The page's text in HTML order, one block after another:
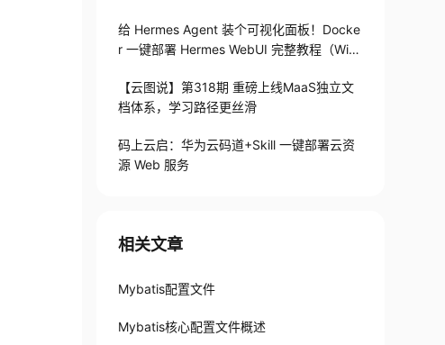
给 Hermes Agent 装个可视化面板！Docke
r 一键部署 Hermes WebUI 完整教程（Win
【云图说】第318期 重磅上线MaaS独立文
档体系，学习路径更丝滑
码上云启：华为云码道+Skill 一键部署云资
源 Web 服务
相关文章
Mybatis配置文件
Mybatis核心配置文件概述